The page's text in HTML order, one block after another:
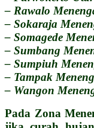
– Rawalo
– Sokaraja
– Somagede
– Sumbang
– Sumpiuh
– Tampak
– Wangon
Pada Zona